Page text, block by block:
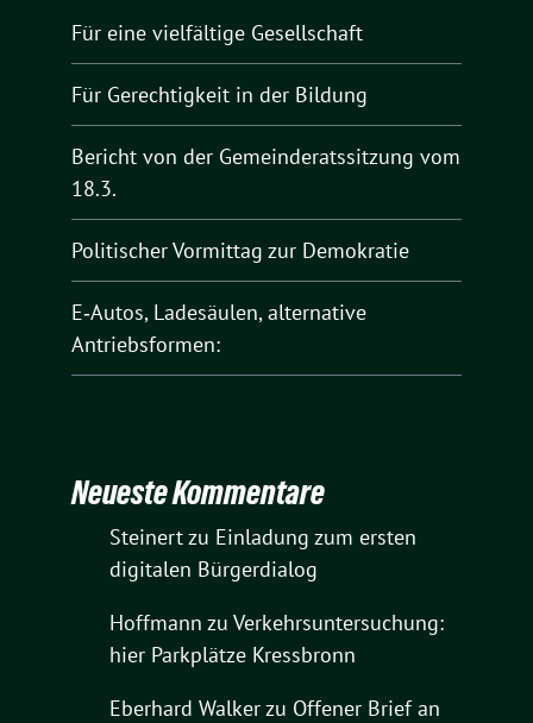
Für eine vielfältige Gesellschaft
Für Gerechtigkeit in der Bildung
Bericht von der Gemeinderatssitzung vom
18.3.
Politischer Vormittag zur Demokratie
E‑Autos, Ladesäulen, alternative
Antriebsformen:
Neueste Kommentare
Steinertzu Einladung zum ersten
digitalen Bürgerdialog
Hoffmann zu Verkehrsuntersuchung:
hier Parkplätze Kressbronn
Eberhard Walkerzu Offener Brief an